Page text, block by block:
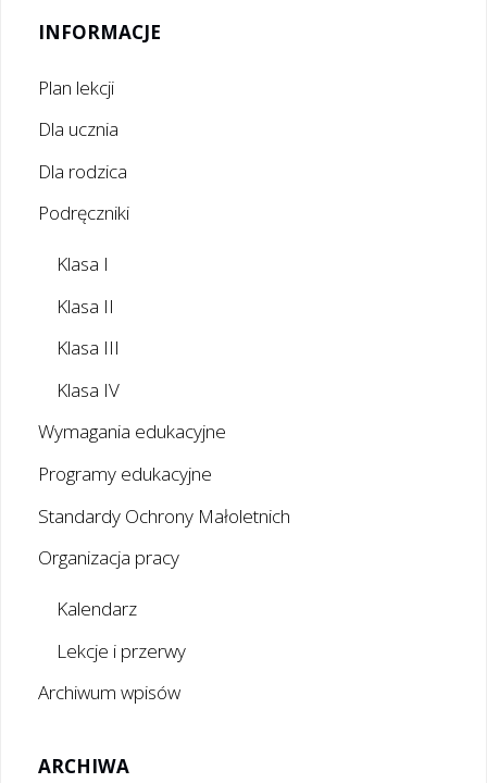
INFORMACJE
Plan lekcji
Dla ucznia
Dla rodzica
Podręczniki
Klasa I
Klasa II
Klasa III
Klasa IV
Wymagania edukacyjne
Programy edukacyjne
Standardy Ochrony Małoletnich
Organizacja pracy
Kalendarz
Lekcje i przerwy
Archiwum wpisów
ARCHIWA